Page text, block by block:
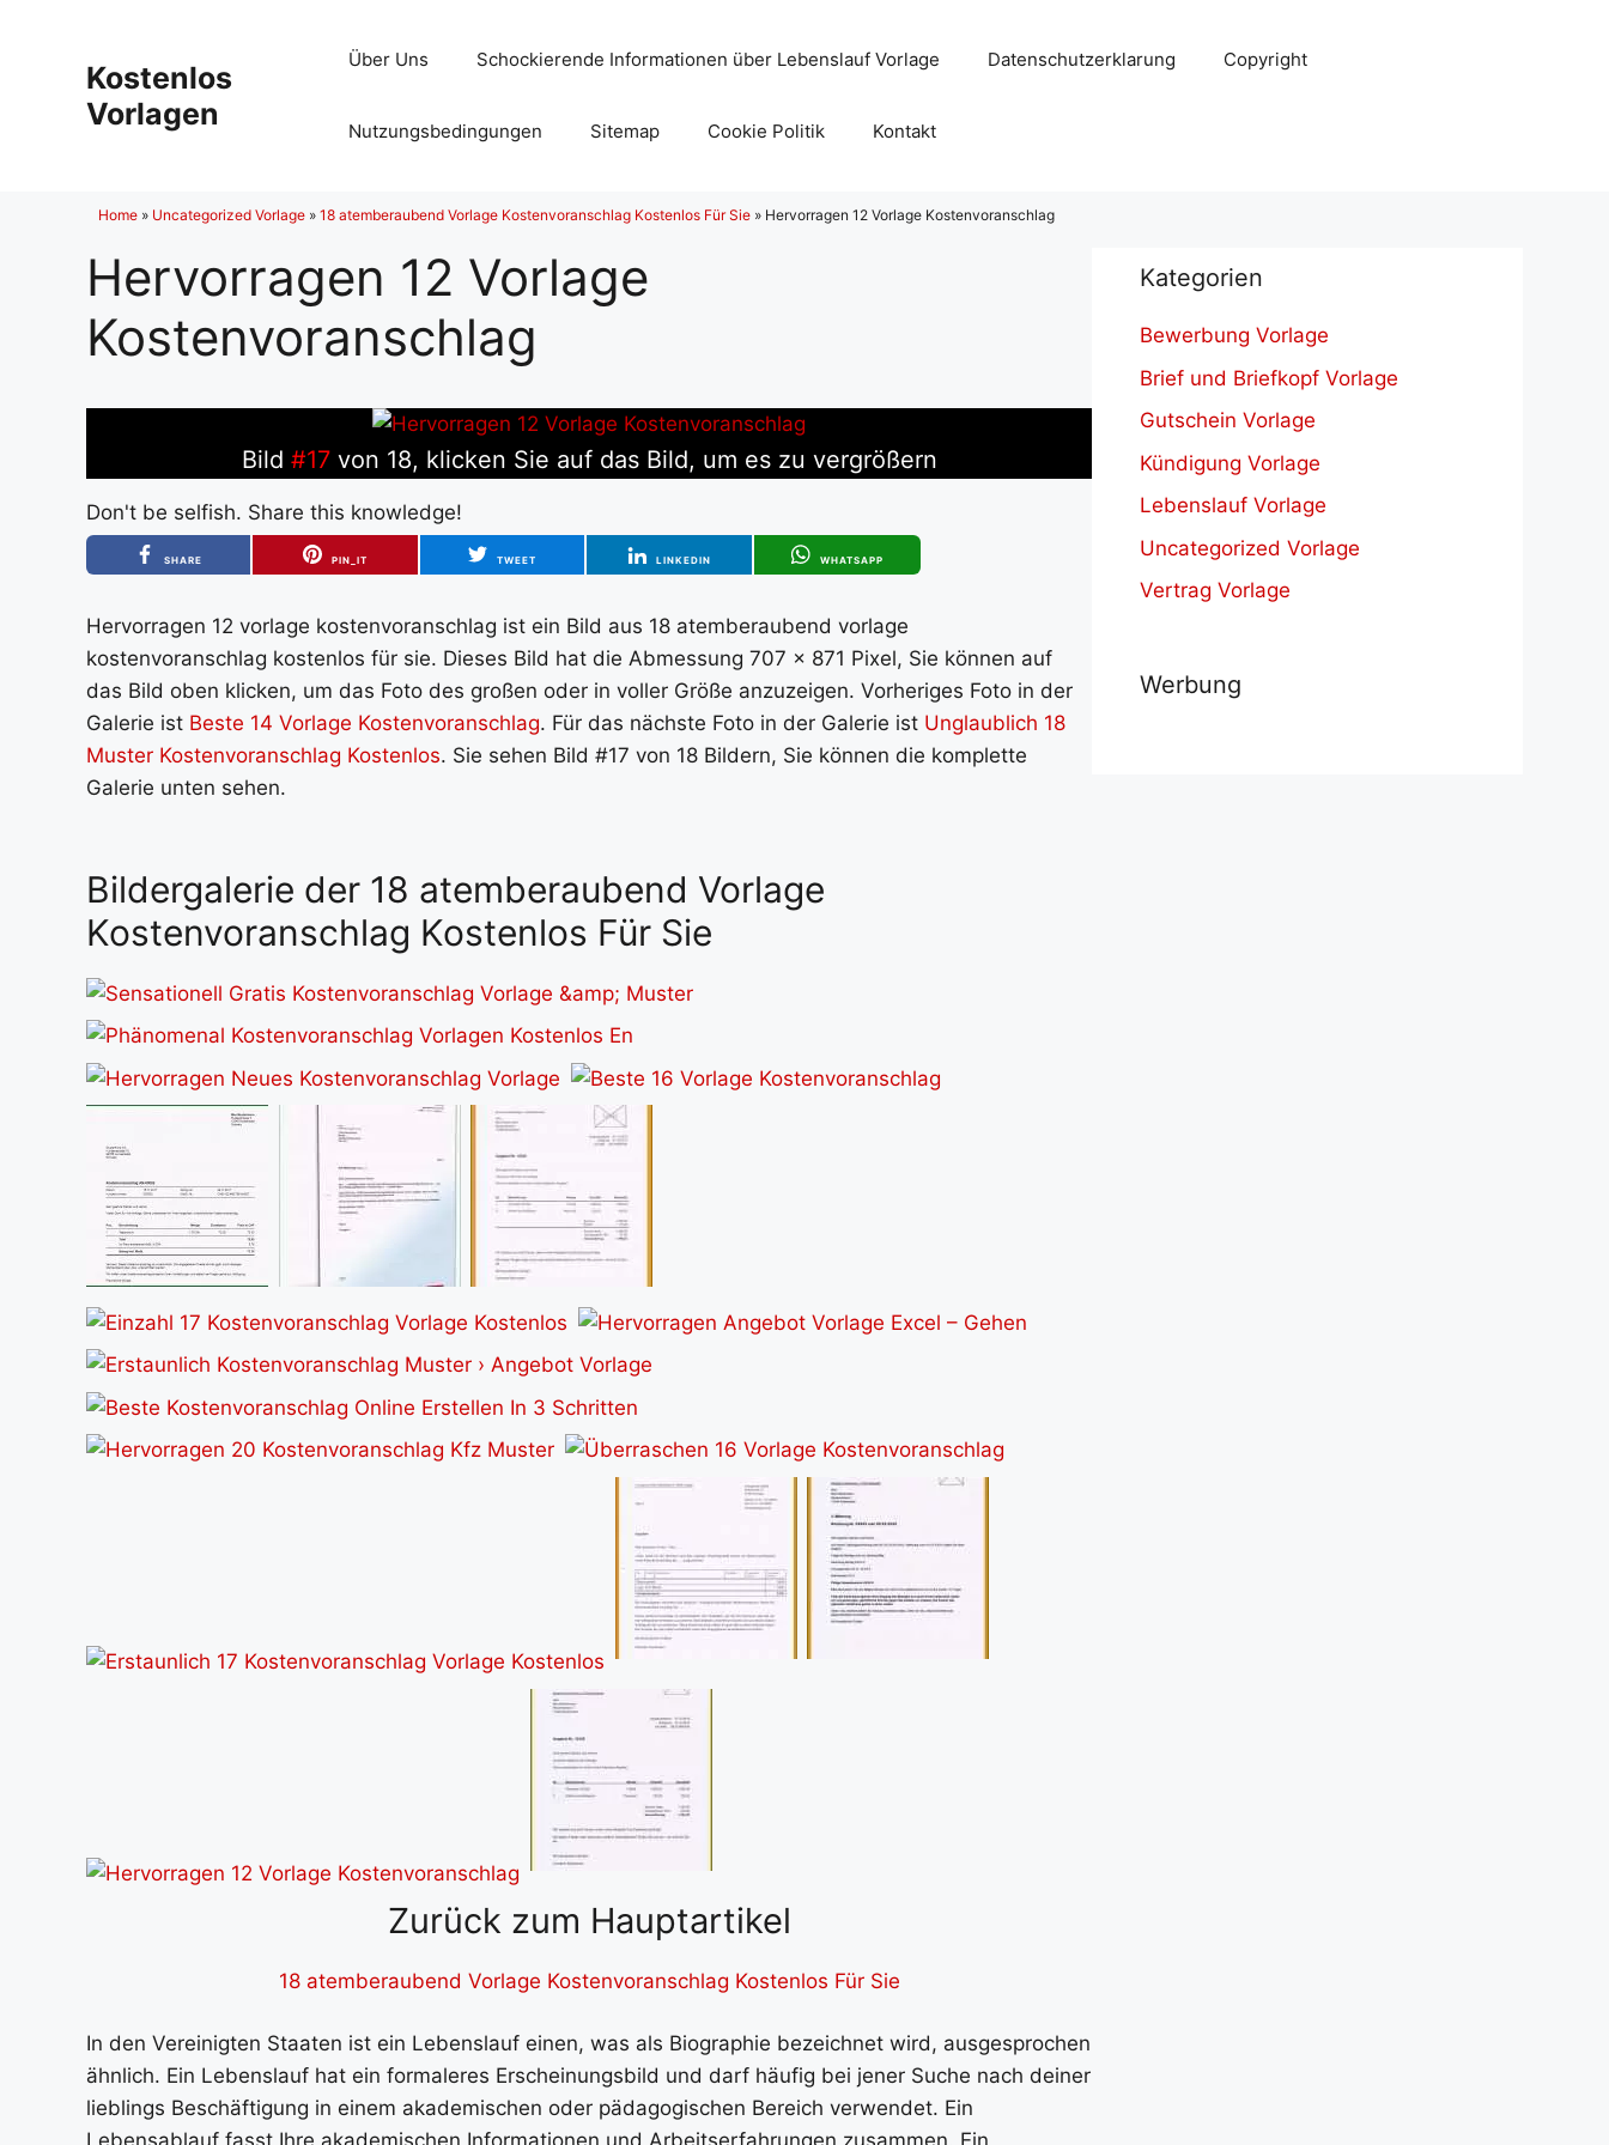
Kostenlos
Vorlagen
Über Uns Schockierende Informationen über Lebenslauf Vorlage Datenschutzerklarung Copyright
Nutzungsbedingungen Sitemap Cookie Politik Kontakt
Home » Uncategorized Vorlage » 18 atemberaubend Vorlage Kostenvoranschlag Kostenlos Für Sie » Hervorragen 12 Vorlage Kostenvoranschlag
Hervorragen 12 Vorlage
Kostenvoranschlag
Bild #17von 18, klicken Sie auf das Bild, um es zu vergrößern
Don't be selfish. Share this knowledge!
SHARE PIN_IT TWEET LINKEDIN WHATSAPP
Hervorragen 12 vorlage kostenvoranschlag ist ein Bild aus 18 atemberaubend vorlage
kostenvoranschlag kostenlos für sie. Dieses Bild hat die Abmessung 707 x 871 Pixel, Sie können auf
das Bild oben klicken, um das Foto des großen oder in voller Größe anzuzeigen. Vorheriges Foto in der
Galerie ist Beste 14 Vorlage Kostenvoranschlag. Für das nächste Foto in der Galerie ist Unglaublich 18
Muster Kostenvoranschlag Kostenlos. Sie sehen Bild #17 von 18 Bildern, Sie können die komplette
Galerie unten sehen.
Bildergalerie der 18 atemberaubend Vorlage
Kostenvoranschlag Kostenlos Für Sie
Zurück zum Hauptartikel
18 atemberaubend Vorlage Kostenvoranschlag Kostenlos Für Sie
In den Vereinigten Staaten ist ein Lebenslauf einen, was als Biographie bezeichnet wird, ausgesprochen
ähnlich. Ein Lebenslauf hat ein formaleres Erscheinungsbild und darf häufig bei jener Suche nach deiner
lieblings Beschäftigung in einem akademischen oder pädagogischen Bereich verwendet. Ein
Lebensablauf fasst Ihre akademischen Informationen und Arbeitserfahrungen zusammen. Ein
Kategorien
Bewerbung Vorlage
Brief und Briefkopf Vorlage
Gutschein Vorlage
Kündigung Vorlage
Lebenslauf Vorlage
Uncategorized Vorlage
Vertrag Vorlage
Werbung